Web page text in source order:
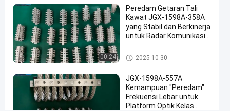
K
n
d
a
r
00:24
Peredam Getaran Tali
Kawat JGX-1598A-358A
yang Stabil dan Berkinerja
untuk Radar Komunikasi
Isolator getaran tali kawat
2025-10-30
JGX-1598A-557A
Kemampuan "Peredam"
Frekuensi Lebar untuk
Platform Optik Kelas